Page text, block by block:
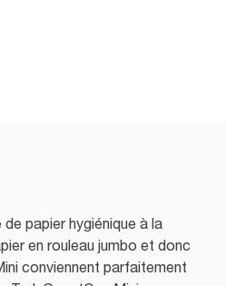
papier hygiénique à la
en rouleau jumbo et donc
conviennent parfaitement